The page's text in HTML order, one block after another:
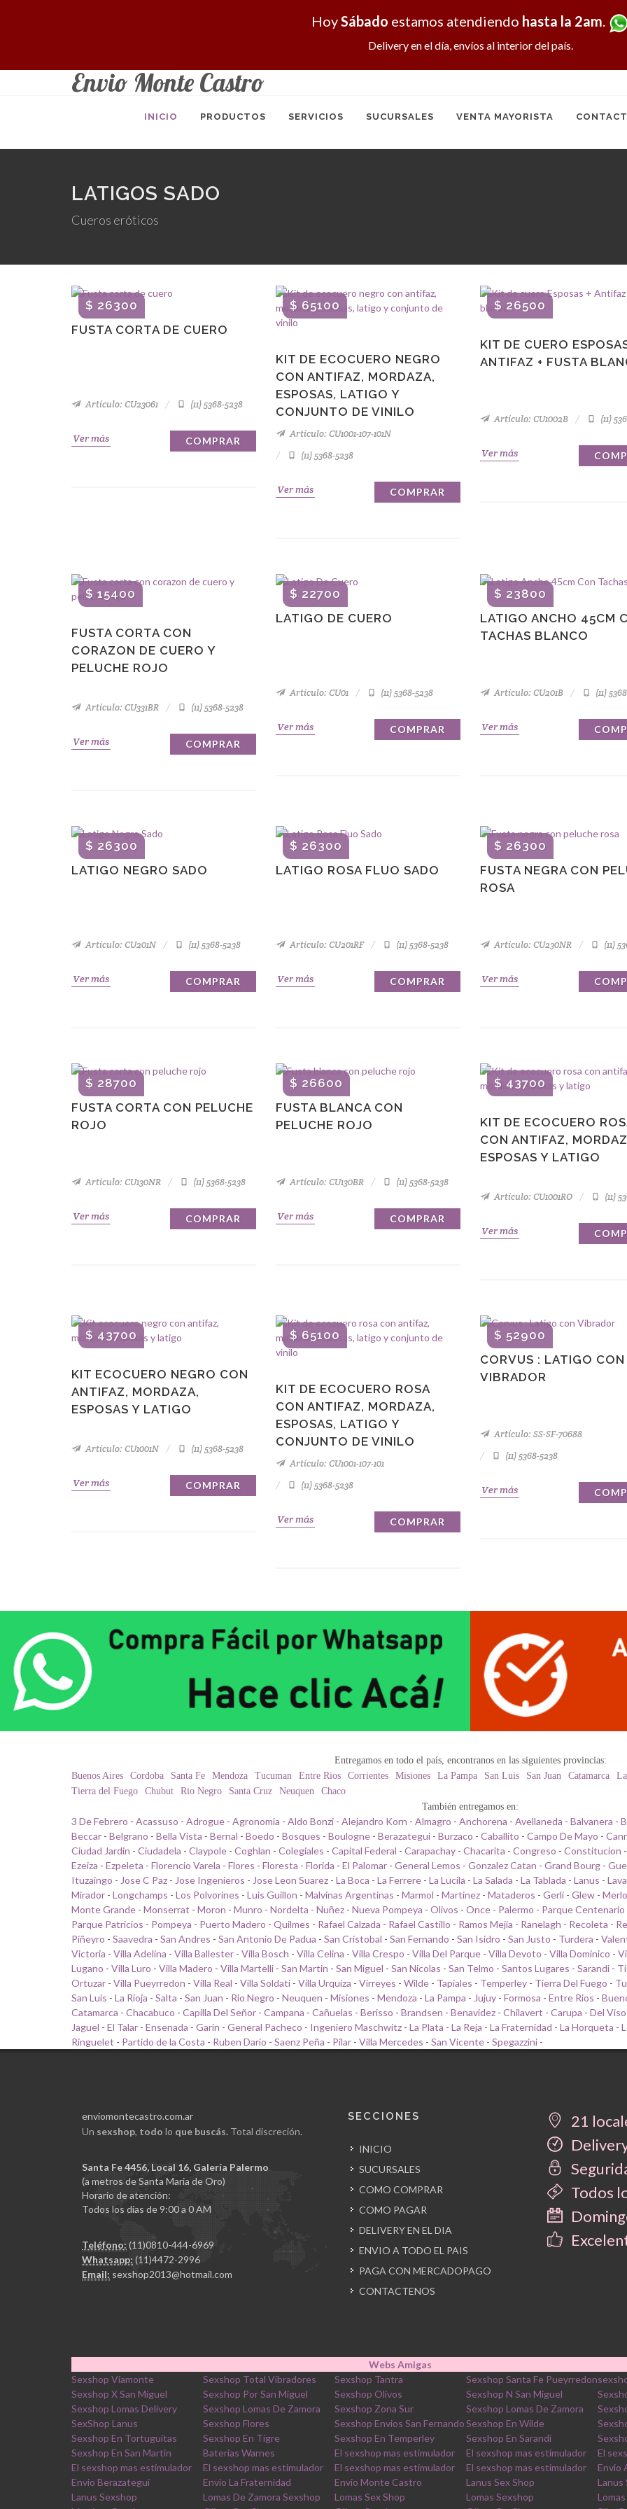
HoySábado estamos atendiendo hasta la 2am.
Delivery en el día, envíos al interior del país.
Envio Monte Castro
INICIO PRODUCTOS SERVICIOS SUCURSALES VENTA MAYORISTA
LATIGOS SADO
Cueros eróticos
FUSTA CORTA DE CUERO
$ 26300
Artículo: CU23061 (11) 5368-5238
Ver más COMPRAR
KIT DE ECOCUERO NEGRO
CON ANTIFAZ, MORDAZA,
ESPOSAS, LATIGO Y
CONJUNTO DE VINILO
$ 65100
Artículo: CU1001-107-101N
(11) 5368-5238
Ver más COMPRAR
KIT DE CUERO
ANTIFAZ + FUSTA
$ 26500
Artículo: CU1002B (11)
Ver más
FUSTA CORTA CON
CORAZON DE CUERO Y
PELUCHE ROJO
$ 15400
Artículo: CU331BR (11) 5368-5238
Ver más COMPRAR
LATIGO DE CUERO
$ 22700
Artículo: CU01 (11) 5368-5238
Ver más COMPRAR
LATIGO ANCHO 45CM
TACHAS BLANCO
$ 23800
Artículo: CU201B (11)
Ver más
LATIGO NEGRO SADO
$ 26300
Artículo: CU201N (11) 5368-5238
Ver más COMPRAR
LATIGO ROSA FLUO SADO
$ 26300
Artículo: CU201RF (11) 5368-5238
Ver más COMPRAR
FUSTA NEGRA CON
ROSA
$ 26300
Artículo: CU230NR (11)
Ver más
FUSTA CORTA CON PELUCHE
ROJO
$ 28700
Artículo: CU130NR (11) 5368-5238
Ver más COMPRAR
FUSTA BLANCA CON
PELUCHE ROJO
$ 26600
Artículo: CU130BR (11) 5368-5238
Ver más COMPRAR
KIT DE ECOCUERO
CON ANTIFAZ,
ESPOSAS Y LATIGO
$ 43700
Artículo: CU1001RO (11)
Ver más
KIT ECOCUERO NEGRO CON
ANTIFAZ, MORDAZA,
ESPOSAS Y LATIGO
$ 43700
Artículo: CU1001N (11) 5368-5238
Ver más COMPRAR
KIT DE ECOCUERO ROSA
CON ANTIFAZ, MORDAZA,
ESPOSAS, LATIGO Y
CONJUNTO DE VINILO
$ 65100
Artículo: CU1001-107-101
(11) 5368-5238
Ver más COMPRAR
CORVUS : LATIGO CON
VIBRADOR
$ 52900
Artículo: SS-SF-70688
(11) 5368-5238
Ver más
Entregamos en todo el país, encontranos en las siguientes provincias:
Buenos Aires
Cordoba Santa Fe Mendoza Tucuman Entre Rios Corrientes Misiones La Pampa San Luis San Juan Catamarca
Tierra del Fuego
Chubut Rio Negro Santa Cruz Neuquen
Chaco
También entregamos en:
3 De Febrero - Acassuso - Adrogue - Agronomia - Aldo Bonzi - Alejandro Korn - Almagro - Anchorena - Avellaneda - Balvanera -
Beccar - Belgrano - Bella Vista - Bernal - Boedo - Bosques - Boulogne - Berazategui - Burzaco - Caballito - Campo De Mayo -
Ciudad Jardin - Ciudadela - Claypole - Coghlan - Colegiales - Capital Federal - Carapachay - Chacarita - Congreso - Constitucion
Ezeiza - Ezpeleta - Florencio Varela - Flores - Floresta - Florida - El Palomar - General Lemos - Gonzalez Catan - Grand Bourg -
Ituzaingo - Jose C Paz - Jose Ingenieros - Jose Leon Suarez - La Boca - La Ferrere - La Lucila - La Salada - La Tablada - Lanus -
Mirador - Longchamps - Los Polvorines - Luis Guillon - Malvinas Argentinas - Marmol - Martinez - Mataderos - Gerli - Glew - Merlo
Monte Grande - Monserrat - Moron - Munro - Nordelta - Nuñez - Nueva Pompeya - Olivos - Once - Palermo - Parque Centenario
Parque Patricios - Pompeya - Puerto Madero - Quilmes - Rafael Calzada - Rafael Castillo - Ramos Mejia - Ranelagh - Recoleta -
Piñeyro - Saavedra - San Andres - San Antonio De Padua - San Cristobal - San Fernando - San Isidro - San Justo - Turdera -
Victoria - Villa Adelina - Villa Ballester - Villa Bosch - Villa Celina - Villa Crespo - Villa Del Parque - Villa Devoto - Villa Dominico -
Lugano - Villa Luro - Villa Madero - Villa Martelli - San Martin - San Miguel - San Nicolas - San Telmo - Santos Lugares - Sarandi -
Ortuzar - Villa Pueyrredon - Villa Real - Villa Soldati - Villa Urquiza - Virreyes - Wilde - Tapiales - Temperley - Tierra Del Fuego -
San Luis - La Rioja - Salta - San Juan - Rio Negro - Neuquen - Misiones - Mendoza - La Pampa - Jujuy - Formosa - Entre Rios -
Catamarca - Chacabuco - Capilla Del Señor - Campana - Cañuelas - Berisso - Brandsen - Benavidez - Chilavert - Carupa - Del Viso
Jaguel - El Talar - Ensenada - Garin - General Pacheco - Ingeniero Maschwitz - La Plata - La Reja - La Fraternidad - La Horqueta -
Ringuelet - Partido de la Costa - Ruben Dario - Saenz Peña - Pilar - Villa Mercedes - San Vicente - Spegazzini -
enviomontecastro.com.ar
Un sexshop, todo lo que buscás. Total discreción.
Santa Fe 4456, Local 16, Galería Palermo
(a metros de Santa Maria de Oro)
Horario de atención:
Todos los días de 9:00 a 0 AM
Teléfono: (11)0810-444-6969
Whatsapp: (11)4472-2996
Email: sexshop2013@hotmail.com
SECCIONES
INICIO
SUCURSALES
COMO COMPRAR
COMO PAGAR
DELIVERY EN EL DIA
ENVIO A TODO EL PAIS
PAGA CON MERCADOPAGO
CONTACTENOS
21
Todos
Webs Amigas
Sexshop Viamonte
Sexshop Total Vibradores Sexshop Tantra Sexshop Santa Fe Pueyrredon
Sexshop X San Miguel
Sexshop Por San Miguel Sexshop Olivos Sexshop N San Miguel
Sexshop Lomas Delivery
Sexshop Lomas De Zamora Sexshop Zona Sur Sexshop Lomas De Zamora
SexShop Lanus
Sexshop Flores Sexshop Envios San FernandoSexshop En Wilde
Sexshop En Tortuguitas
Sexshop En Tigre Sexshop En Temperley Sexshop En Sarandi
Sexshop En San Martin
Baterias Warnes El sexshop mas estimulador El sexshop mas estimulador
El
El sexshop mas estimulador
El sexshop mas estimulador El sexshop mas estimulador El sexshop mas estimulador
Envio
Envio Berazategui
Envio La Fraternidad Envio Monte Castro Lanus Sex Shop
Lanus
Lanus Sexshop
Lomas De Zamora Sexshop Lomas Sex Shop Lomas Sexshop